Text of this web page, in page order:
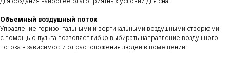
Объемный воздушный поток
Управление горизонтальными и вертикальными воздушными створками
с помощью пульта позволяет гибко выбирать направление воздушного
потока в зависимости от расположения людей в помещении.